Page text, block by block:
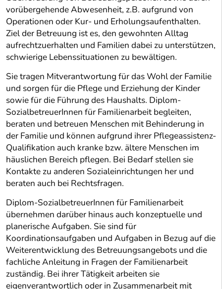
vorübergehende Abwesenheit, z.B. aufgrund von
Operationen oder Kur- und Erholungsaufenthalten.
Ziel der Betreuung ist es, den gewohnten Alltag
aufrechtzuerhalten und Familien dabei zu unterstützen,
schwierige Lebenssituationen zu bewältigen.
Sie tragen Mitverantwortung für das Wohl der Familie
und sorgen für die Pflege und Erziehung der Kinder
sowie für die Führung des Haushalts. Diplom-
SozialbetreuerInnen für Familienarbeit begleiten,
beraten und betreuen Menschen mit Behinderung in
der Familie und können aufgrund ihrer Pflegeassistenz-
Qualifikation auch kranke bzw. ältere Menschen im
häuslichen Bereich pflegen. Bei Bedarf stellen sie
Kontakte zu anderen Sozialeinrichtungen her und
beraten auch bei Rechtsfragen.
Diplom-SozialbetreuerInnen für Familienarbeit
übernehmen darüber hinaus auch konzeptuelle und
planerische Aufgaben. Sie sind für
Koordinationsaufgaben und Aufgaben in Bezug auf die
Weiterentwicklung des Betreuungsangebots und die
fachliche Anleitung in Fragen der Familienarbeit
zuständig. Bei ihrer Tätigkeit arbeiten sie
eigenverantwortlich oder in Zusammenarbeit mit